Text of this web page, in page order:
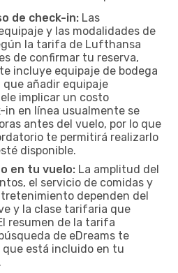
de check-in: Las
y las modalidades de
la tarifa de Lufthansa
de confirmar tu reserva,
incluye equipaje de bodega
que añadir equipaje
implicar un costo
in en línea usualmente se
antes del vuelo, por lo que
te permitirá realizarlo
disponible.
en tu vuelo: La amplitud del
el servicio de comidas y
dependen del
y la clase tarifaria que
resumen de la tarifa
de eDreams te
está incluido en tu